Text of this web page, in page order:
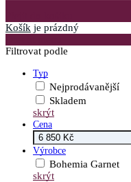
Košík je prázdný
Filtrovat podle
Typ
Nejprodávanější
Skladem
skrýt
Cena
Výrobce
Bohemia Garnet
skrýt